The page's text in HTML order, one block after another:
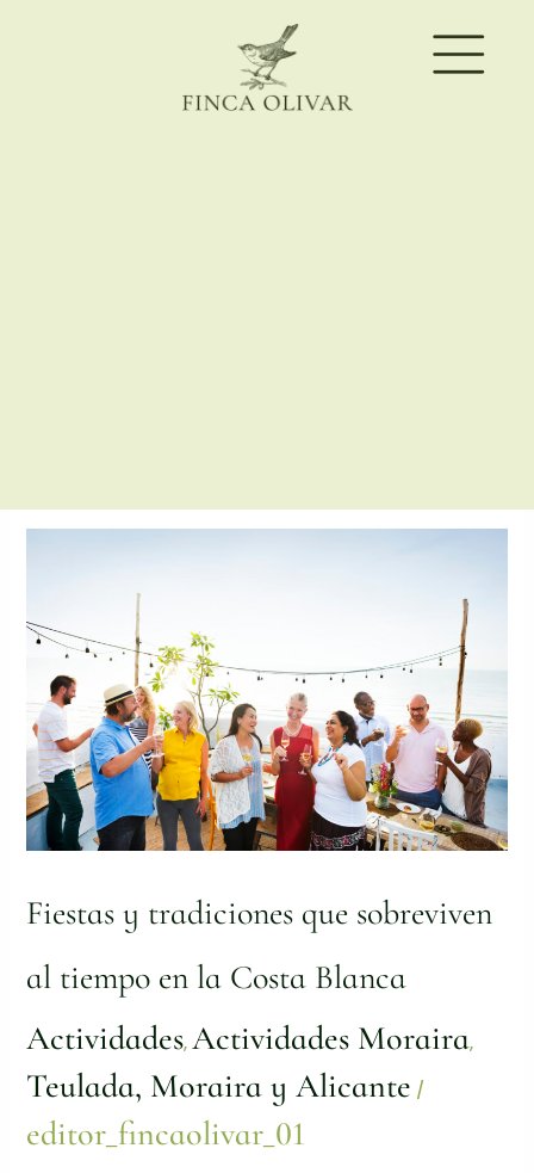
Fiestas y tradiciones que sobreviven
al tiempo en la Costa Blanca
Actividades, Actividades Moraira,
Teulada, Moraira y Alicante /
editor_fincaolivar_01
Fiestas
tradiciones
que
sobreviven
tiempo
en
la
Costa
Blanca